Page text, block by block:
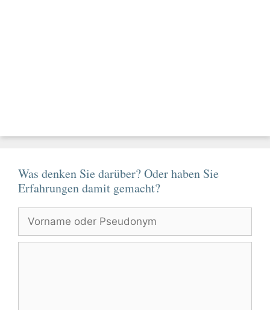
Was denken Sie darüber? Oder haben Sie
Erfahrungen damit gemacht?
oder
Pseudonym